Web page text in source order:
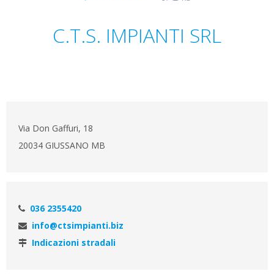
C.T.S. IMPIANTI SRL
Via Don Gaffuri, 18
20034 GIUSSANO MB
036 2355420
info@ctsimpianti.biz
Indicazioni stradali